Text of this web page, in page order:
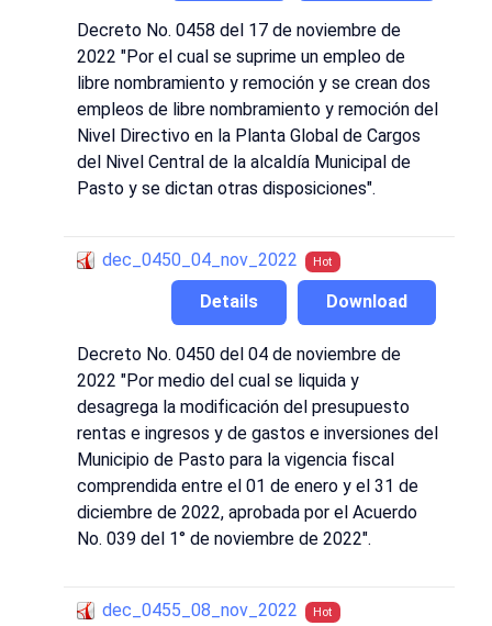
Decreto No. 0458 del 17 de noviembre de
2022 "Por el cual se suprime un empleo de
libre nombramiento y remoción y se crean dos
empleos de libre nombramiento y remoción del
Nivel Directivo en la Planta Global de Cargos
del Nivel Central de la alcaldía Municipal de
Pasto y se dictan otras disposiciones".
dec_0450_04_nov_2022 Hot
Download
Details
Decreto No. 0450 del 04 de noviembre de
2022 "Por medio del cual se liquida y
desagrega la modificación del presupuesto
rentas e ingresos y de gastos e inversiones del
Municipio de Pasto para la vigencia fiscal
comprendida entre el 01 de enero y el 31 de
diciembre de 2022, aprobada por el Acuerdo
No. 039 del 1° de noviembre de 2022".
dec_0455_08_nov_2022 Hot